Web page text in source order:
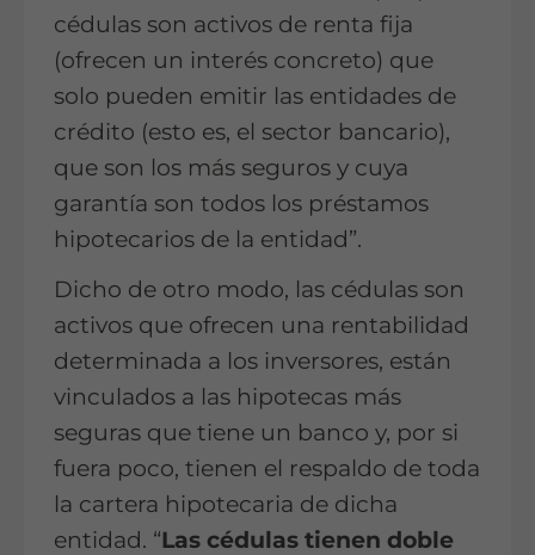
cédulas son activos de renta fija
(ofrecen un interés concreto) que
solo pueden emitir las entidades de
crédito (esto es, el sector bancario),
que son los más seguros y cuya
garantía son todos los préstamos
hipotecarios de la entidad”.
Dicho de otro modo, las cédulas son
activos que ofrecen una rentabilidad
determinada a los inversores, están
vinculados a las hipotecas más
seguras que tiene un banco y, por si
fuera poco, tienen el respaldo de toda
la cartera hipotecaria de dicha
entidad. “Las cédulas tienen doble